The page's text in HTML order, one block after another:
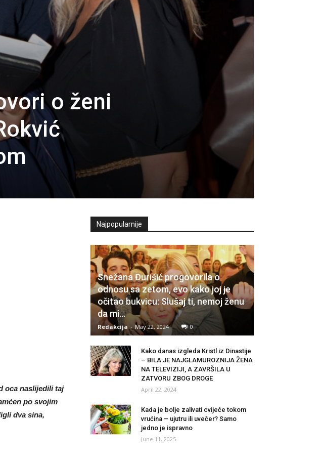
o ženi
oca naslijedili taj
po svojim
dva sina,
Najpopularnije
Snežana Đurišić progovorila o
odnosu sa zetom, evo kako joj je
očitao bukvicu: Slušaj ti, nemoj ženu
da mi…
Redakcija - May 22, 2024 0
Kako danas izgleda Kristl iz Dinastije
– BILA JE NAJGLAMUROZNIJA ŽENA
NA TELEVIZIJI, A ZAVRŠILA U
ZATVORU ZBOG DROGE
April 22, 2024
Kada je bolje zalivati cvijeće tokom
vrućina – ujutru ili uvečer? Samo
jedno je ispravno
June 11, 2025